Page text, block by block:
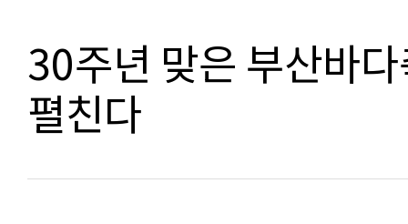
30주년 맞은 부산바
펼친다